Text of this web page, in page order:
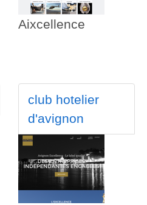
Aixcellence
club hotelier
d'avignon